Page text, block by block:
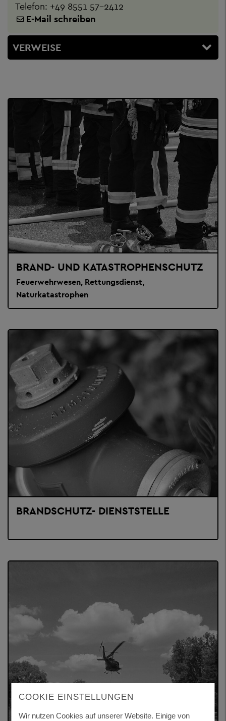
Telefon: +49 8551 57-2412
E-Mail schreiben
VERWEISE
BRAND- UND KATASTROPHENSCHUTZ
Feuerwehrwesen, Rettungsdienst,
Naturkatastrophen
BRANDSCHUTZ- DIENSTSTELLE
COOKIE EINSTELLUNGEN
Wir nutzen Cookies auf unserer Website. Einige von